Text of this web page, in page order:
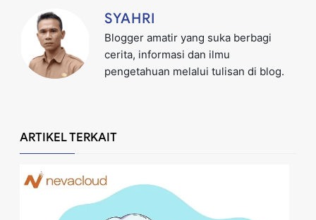
SYAHRI
Blogger amatir yang suka berbagi
cerita, informasi dan ilmu
pengetahuan melalui tulisan di blog.
ARTIKEL TERKAIT